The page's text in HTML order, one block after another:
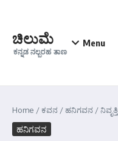
ಚಿಲುಮೆ
ಕನ್ನಡ ನಲ್ಬರಹ ತಾಣ
Menu
Home /ಕವನ /ಹನಿಗವನ /ನಿವೃತ್ತಿ
ಹನಿಗವನ